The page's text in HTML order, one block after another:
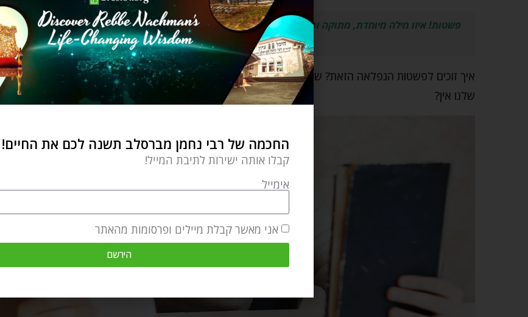
פשטות! איזו מילה מיוחדת, מתוקה ומכילה כל כך הרבה. רגשות מעין אלו, זה מה שהרגיש אבנר בכל פעם שנפגש
עם חסידי ברסלב מהדור הקודם…
איך זוכים לפשטות הנפלאה הזאת? שאל אבנר את עצמו והתגעגע כל כך – מה הדבר שהיה להם בדור הקודם
שלנו אין?
החכמה של רבי נחמן מברסלב תשנה לכם את החיים!
קבלו אותה ישירות לתיבת המייל!
אימייל
אני מאשר קבלת מיילים ופרסומות מהאתר
הירשם